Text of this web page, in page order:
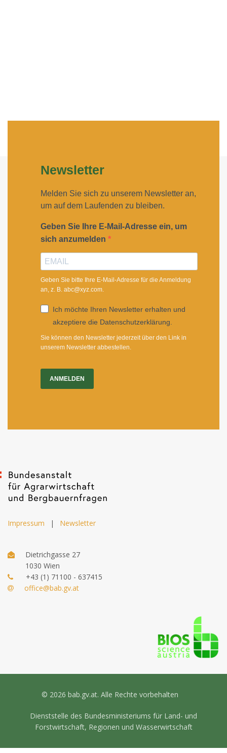
Newsletter
Melden Sie sich zu unserem Newsletter an,
um auf dem Laufenden zu bleiben.
Geben Sie Ihre E-Mail-Adresse ein, um
sich anzumelden
Geben Sie bitte Ihre E-Mail-Adresse für die Anmeldung
an, z. B. abc@xyz.com.
Ich möchte Ihren Newsletter erhalten und
akzeptiere die Datenschutzerklärung.
Sie können den Newsletter jederzeit über den Link in
unserem Newsletter abbestellen.
ANMELDEN
Impressum | Newsletter
Dietrichgasse 27
1030 Wien
+43 (1) 71100 - 637415
office@bab.gv.at
© 2026 bab.gv.at. Alle Rechte vorbehalten
Dienststelle des Bundesministeriums für Land- und
Forstwirtschaft, Regionen und Wasserwirtschaft